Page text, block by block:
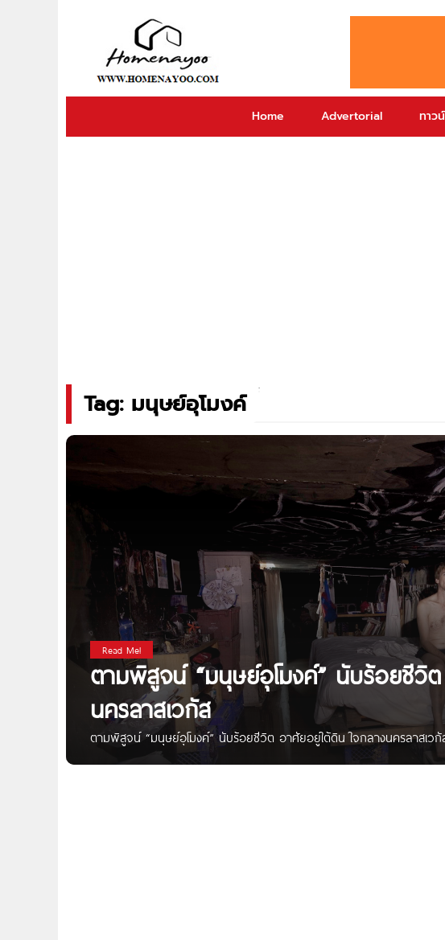
Home Advertorial ทาว
Tag: มนุษย์อุโมงค์
Read Me!
ตามพิสูจน์ “มนุษย์อุโมงค์” นับร้อยชีวิ
นครลาสเวกัส
ตามพิสูจน์ “มนุษย์อุโมงค์” นับร้อยชีวิต อาศัยอยู่ใต้ดิน ใจกลางนครลาสเวกั
ออสติน ฮาร์เกรฟ ช่างภาพที่ถ่ายภาพนครลาสเวกัส เมืองแห่งแสงสีและคาสิโ